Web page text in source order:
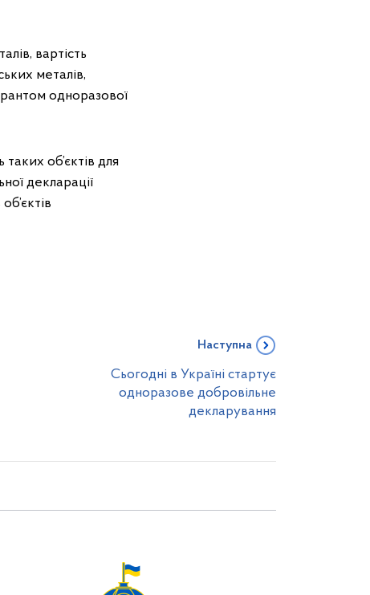
вартість
металів,
одноразової
об’єктів для
декларації
Наступна
Сьогодні в Україні стартує
одноразове добровільне
декларування